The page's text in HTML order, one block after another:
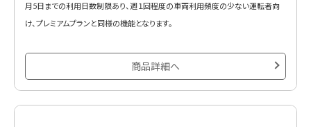
月5日までの利用日数制限あり、週１回程度の車両利用頻度の少ない運転者向
け、プレミアムプランと同様の機能となります。
商品詳細へ